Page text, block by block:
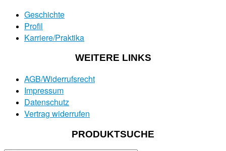
Geschichte
Profil
Karriere/Praktika
WEITERE LINKS
AGB/Widerrufsrecht
Impressum
Datenschutz
Vertrag widerrufen
PRODUKTSUCHE